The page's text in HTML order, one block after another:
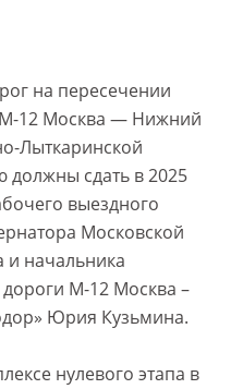
на пересечении
12 Москва — Нижний
Лыткаринской
должны сдать в 2025
выездного
Московской
и начальника
дороги М-12 Москва –
Юрия Кузьмина.
нулевого этапа в